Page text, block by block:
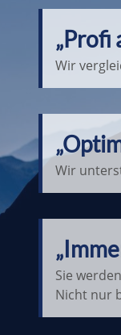
„Profi
Wir
Wir
Sie
Nicht nur